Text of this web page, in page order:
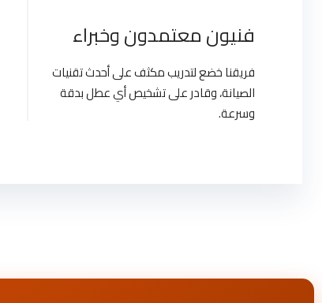
فنيون معتمدون وخبراء
فريقنا خضع لتدريب مكثف على أحدث تقنيات
الصيانة، وقادر على تشخيص أي عطل بدقة
وسرعة.